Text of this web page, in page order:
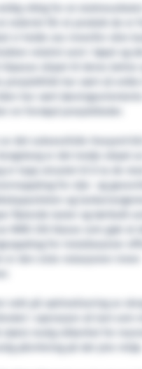
viktig for at sluttresultatet
rederiet får et produkt de er
vi holde oss innenfor våre
relativt sent i løpet og
skipet til deres behov
prosjektfolk har vært så enkle å
har vært løsningsorienterte
en fornøyd prosjektleder.
det suksessfulle Havyard
er det tredje skipet
er topp utrustet til å ta de
for olje- og
og
flytende laster og tørrbulk
NMD 250 klasse som gjør at
for installasjoner
er den siste notasjonen innen
vekt på optimalisering av
i operasjon så lavt som
mulig sikkerhet for
påvirkning på det ytre miljø.